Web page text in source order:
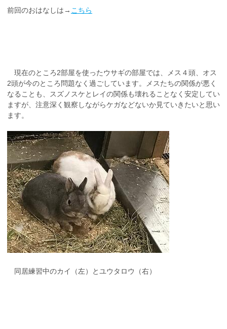
前回のおはなしは→ こちら
現在のところ2部屋を使ったウサギの部屋では、メス４頭、オス
2頭が今のところ問題なく過ごしています。メスたちの関係が悪く
なることも、スズノスケとレイの関係も壊れることなく安定してい
ますが、注意深く観察しながらケガなどないか見ていきたいと思い
ます。
同居練習中のカイ（左）とユウタロウ（右）